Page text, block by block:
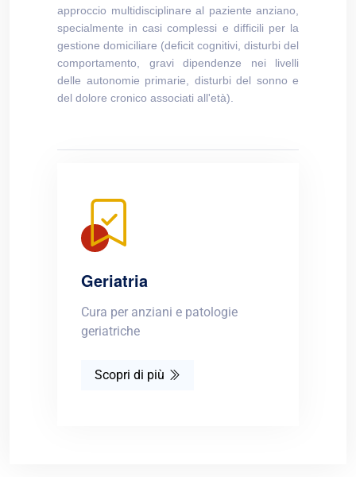
approccio multidisciplinare al paziente anziano,
specialmente in casi complessi e difficili per la
gestione domiciliare (deficit cognitivi, disturbi del
comportamento, gravi dipendenze nei livelli
delle autonomie primarie, disturbi del sonno e
del dolore cronico associati all'età).
Geriatria
Cura per anziani e patologie
geriatriche
Scopri di più